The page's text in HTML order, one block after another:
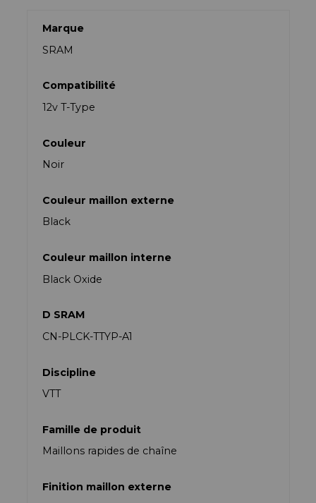
Marque
SRAM
Compatibilité
12v T-Type
Couleur
Noir
Couleur maillon externe
Black
Couleur maillon interne
Black Oxide
D SRAM
CN-PLCK-TTYP-A1
Discipline
VTT
Famille de produit
Maillons rapides de chaîne
Finition maillon externe